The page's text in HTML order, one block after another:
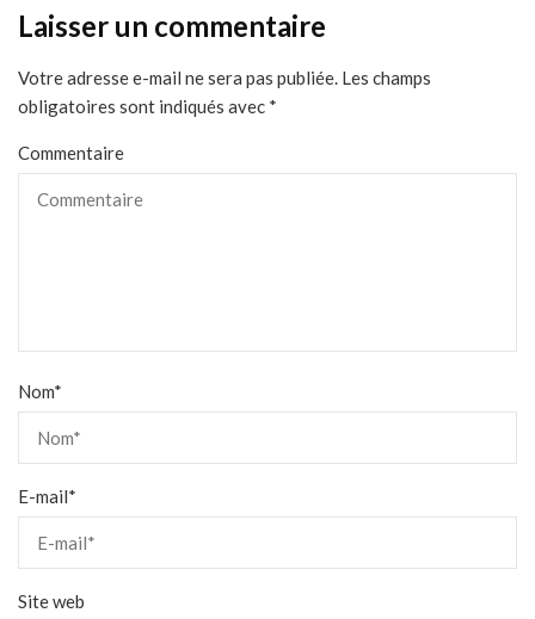
Laisser un commentaire
Votre adresse e-mail ne sera pas publiée. Les champs
obligatoires sont indiqués avec *
Commentaire
Nom*
E-mail*
Site web